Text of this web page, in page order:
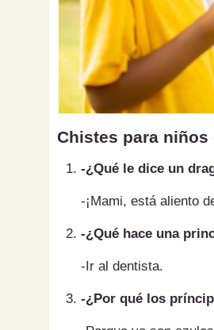
Chistes para
-¿Qué le dice un
-¡Mami, está aliento
-¿Qué hace una
-Ir al dentista.
-¿Por qué los